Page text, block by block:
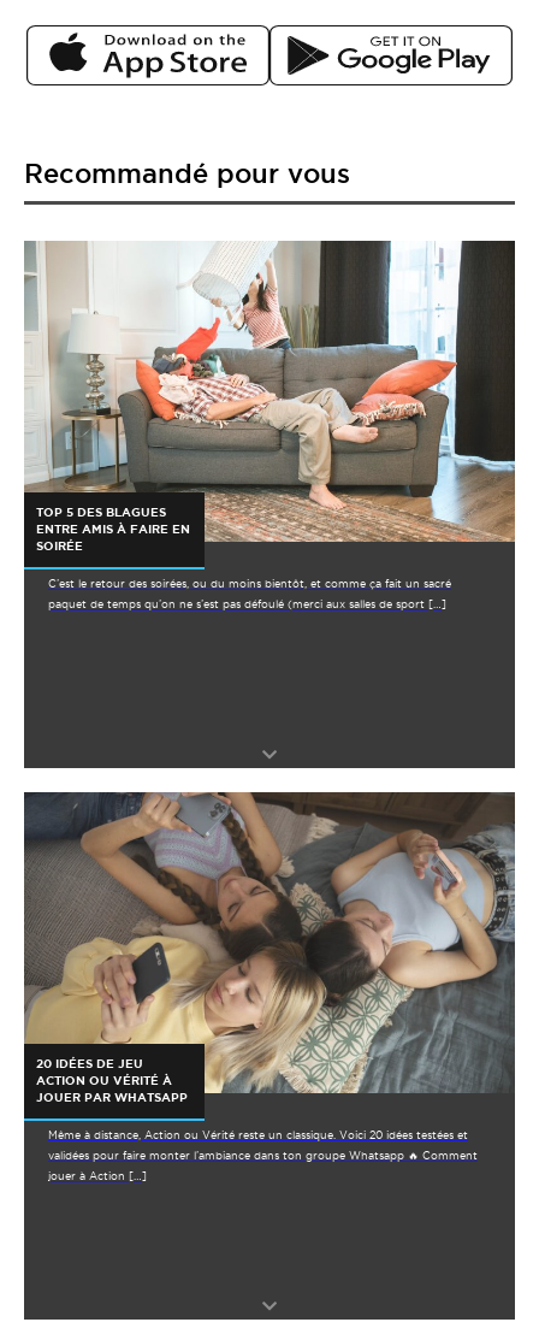
Recommandé pour vous
TOP 5 DES BLAGUES
ENTRE AMIS À FAIRE EN
SOIRÉE
C’est le retour des soirées, ou du moins bientôt, et comme ça fait un sacré
paquet de temps qu’on ne s’est pas défoulé (merci aux salles de sport […]
20 IDÉES DE JEU
ACTION OU VÉRITÉ À
JOUER PAR WHATSAPP
Même à distance, Action ou Vérité reste un classique. Voici 20 idées testées et
validées pour faire monter l’ambiance dans ton groupe Whatsapp 🔥 Comment
jouer à Action […]